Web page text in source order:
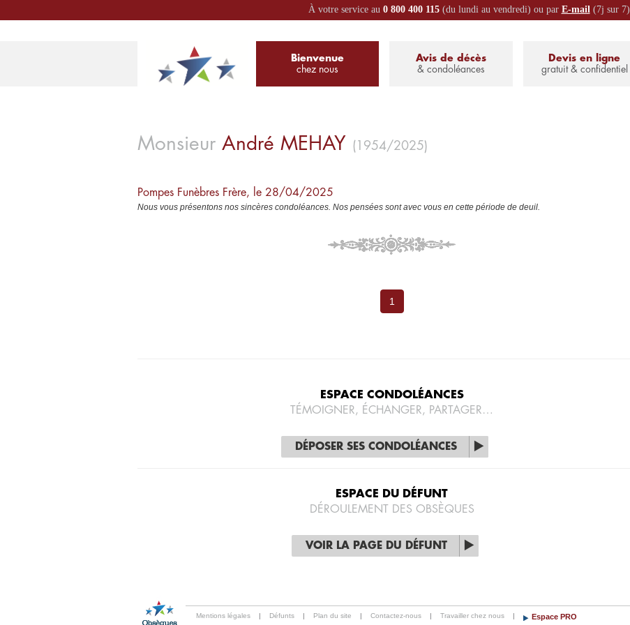
À votre service au 0 800 400 115(du lundi au vendredi) ou par E-mail(7j sur 7)
Bienvenue
chez nous
Avis de décès
& condoléances
Devis en ligne
gratuit & confidentiel
Monsieur André MEHAY (1954/2025)
Pompes Funèbres Frère, le 28/04/2025
Nous vous présentons nos sincères condoléances. Nos pensées sont avec vous en cette période de deuil.
1
ESPACE CONDOLÉANCES
TÉMOIGNER, ÉCHANGER, PARTAGER…
DÉPOSER SES CONDOLÉANCES
ESPACE DU DÉFUNT
DÉROULEMENT DES OBSÈQUES
VOIR LA PAGE DU DÉFUNT
Mentions légales | Défunts | Plan du site | Contactez-nous | Travailler chez nous | Espace PRO